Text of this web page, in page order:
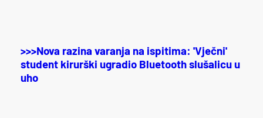
>>>Nova razina varanja na ispitima: 'Vječni'
student kirurški ugradio Bluetooth slušalicu u
uho